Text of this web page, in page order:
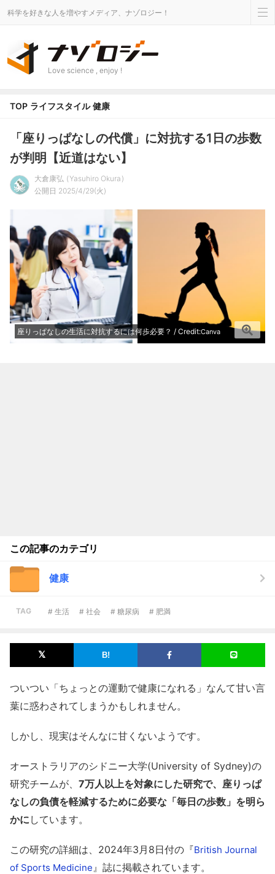
科学を好きな人を増やすメディア、ナゾロジー！
Love science , enjoy !
TOP ライフスタイル 健康
「座りっぱなしの代償」に対抗する1日の歩数
が判明【近道はない】
大倉康弘
Yasuhiro Okura
公開日 2025/4/29(火)
座りっぱなしの生活に対抗するには何歩必要？ / Credit:Canva
この記事のカテゴリ
健康
TAG # 生活 # 社会 # 糖尿病 # 肥満
ついつい「ちょっとの運動で健康になれる」なんて甘い言
葉に惑わされてしまうかもしれません。
しかし、現実はそんなに甘くないようです。
オーストラリアのシドニー大学(University of Sydney)の
研究チームが、 7万人以上を対象にした研究で、座りっぱ
なしの負債を軽減するために必要な「毎日の歩数」を明ら
かに しています。
この研究の詳細は、2024年3月8日付の『British Journal
of Sports Medicine 』誌に掲載されています。